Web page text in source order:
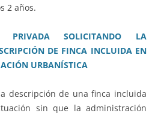
2 años.
PRIVADA SOLICITANDO LA
DE FINCA INCLUIDA EN
URBANÍSTICA
descripción de una finca incluida
sin que la administración